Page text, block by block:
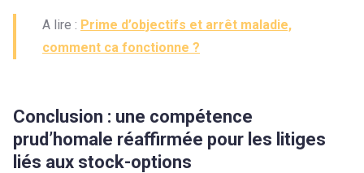
A lire : Prime d’objectifs et arrêt maladie,
comment ca fonctionne ?
Conclusion : une compétence
prud’homale réaffirmée pour les litiges
liés aux stock-options